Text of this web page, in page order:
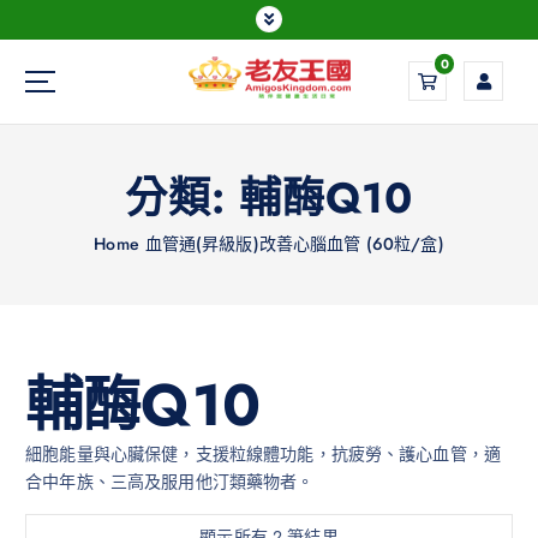
Everything is possible
0
分類: 輔酶Q10
Home 血管通(昇級版)改善心腦血管 (60粒/盒)
輔酶Q10
細胞能量與心臟保健，支援粒線體功能，抗疲勞、護心血管，適
合中年族、三高及服用他汀類藥物者。